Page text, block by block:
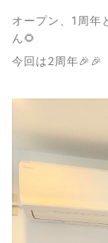
オープン、1周年
ん🌻
今回は2周年🎉🎉